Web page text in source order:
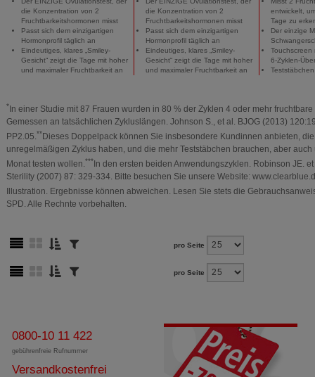
die Konzentration von 2
Fruchtbarkeitshormonen misst
Passt sich dem einzigartigen
Hormonprofil täglich an
Eindeutiges, klares „Smiley-
Gesicht“ zeigt die Tage mit hoher
und maximaler Fruchtbarkeit an
die Konzentration von 2
Fruchtbarkeitshormonen misst
Passt sich dem einzigartigen
Hormonprofil täglich an
Eindeutiges, klares „Smiley-
Gesicht“ zeigt die Tage mit hoher
und maximaler Fruchtbarkeit an
entwickelt,
Tage zu
Der einzige
Touchscreen
6-Zyklen-
*In einer Studie mit 87 Frauen wurden in 80 % der Zyklen 4 oder mehr fruchtbare
Gemessen an tatsächlichen Zykluslängen. Johnson S., et al. BJOG (2013)
PP2.05. **Dieses Doppelpack können Sie insbesondere Kundinnen anbieten,
unregelmäßigen Zyklus haben, und die mehr Teststäbchen brauchen, aber auch
Monat testen wollen. ***In den ersten beiden Anwendungszyklen. Robinson JE.
Sterility (2007) 87: 329-334. Bitte besuchen Sie unsere Website:
Illustration. Ergebnisse können abweichen. Lesen Sie stets die
SPD. Alle Rechnte vorbehalten.
pro Seite
pro Seite
0800-10 11 422
gebührenfreie Rufnummer
Versandkostenfrei